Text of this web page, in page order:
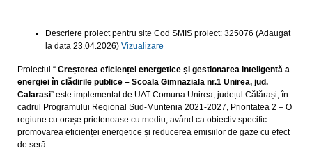
Descriere proiect pentru site Cod SMIS proiect: 325076 (Adaugat
la data 23.04.2026) Vizualizare
Proiectul “ Creșterea eficienței energetice și gestionarea inteligentă a
energiei în clădirile publice – Scoala Gimnaziala nr.1 Unirea, jud.
Calarasi” este implementat de UAT Comuna Unirea, județul Călărași, în
cadrul Programului Regional Sud-Muntenia 2021-2027, Prioritatea 2 – O
regiune cu orașe prietenoase cu mediu, având ca obiectiv specific
promovarea eficienței energetice și reducerea emisiilor de gaze cu efect
de seră.